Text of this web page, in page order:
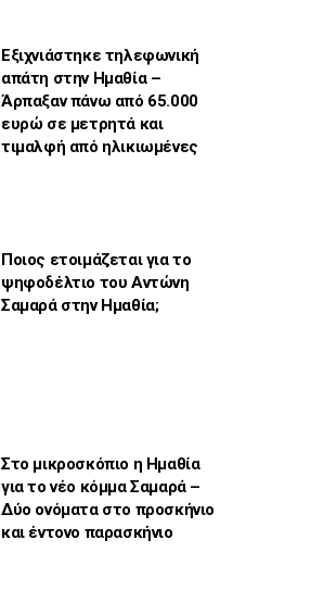
Εξιχνιάστηκε τηλεφωνική
απάτη στην Ημαθία –
Άρπαξαν πάνω από 65.000
ευρώ σε μετρητά και
τιμαλφή από ηλικιωμένες
Ποιος ετοιμάζεται για το
ψηφοδέλτιο του Αντώνη
Σαμαρά στην Ημαθία;
Στο μικροσκόπιο η Ημαθία
για το νέο κόμμα Σαμαρά –
Δύο ονόματα στο προσκήνιο
και έντονο παρασκήνιο